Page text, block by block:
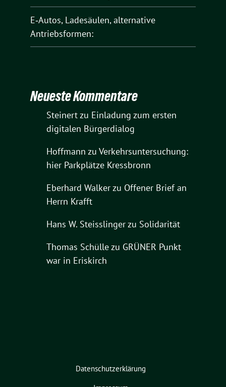
E‑Autos, Ladesäulen, alternative
Antriebsformen:
Neueste Kommentare
Steinertzu Einladung zum ersten
digitalen Bürgerdialog
Hoffmann zu Verkehrsuntersuchung:
hier Parkplätze Kressbronn
Eberhard Walkerzu Offener Brief an
Herrn Krafft
Hans W. Steisslingerzu Solidarität
Thomas Schüllezu GRÜNER Punkt
war in Eriskirch
Datenschutzerklärung